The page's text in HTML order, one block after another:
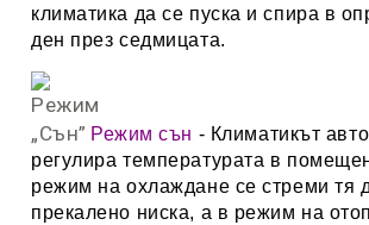
климатика да се пуска и спира в
ден през седмицата.
Режим сън - Климатикът
регулира температурата в
режим на охлаждане се стреми тя
прекалено ниска, а в режим на